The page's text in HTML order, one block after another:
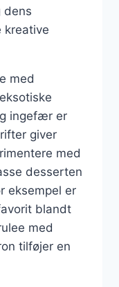
dens
kreative
med
ingefær er
giver
med
desserten
eksempel er
blandt
med
tilføjer en